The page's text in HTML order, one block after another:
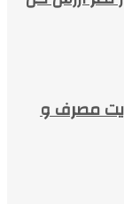
مصرف و